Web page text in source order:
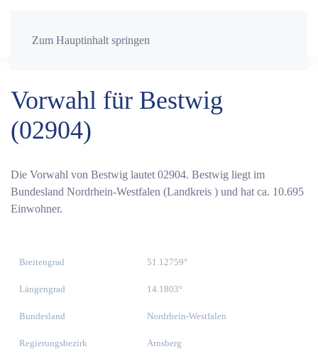
Zum Hauptinhalt springen
Vorwahl für Bestwig
(02904)
Die Vorwahl von Bestwig lautet 02904. Bestwig liegt im
Bundesland Nordrhein-Westfalen (Landkreis ) und hat ca. 10.695
Einwohner.
Breitengrad 51.12759°
Längengrad 14.1803°
Bundesland Nordrhein-Westfalen
Regierungsbezirk Arnsberg